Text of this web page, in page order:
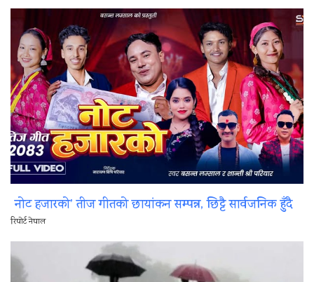
नोट हजारको’ तीज गीतको छायांकन सम्पन्न, छिट्टै सार्वजनिक हुँदै
रिपोर्ट नेपाल